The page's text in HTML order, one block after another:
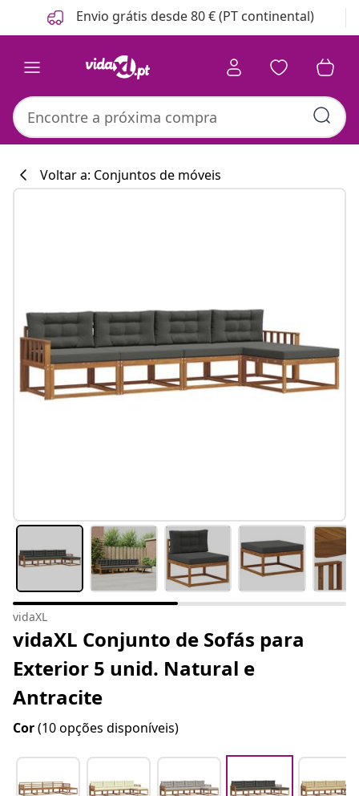
Anterior
Seguinte Envio grátis desde 80 € (PT continental)
Voltar a: Conjuntos de móveis
vidaXL
vidaXL Conjunto de Sofás para
Exterior 5 unid. Natural e
Antracite
Cor(10 opções disponíveis)